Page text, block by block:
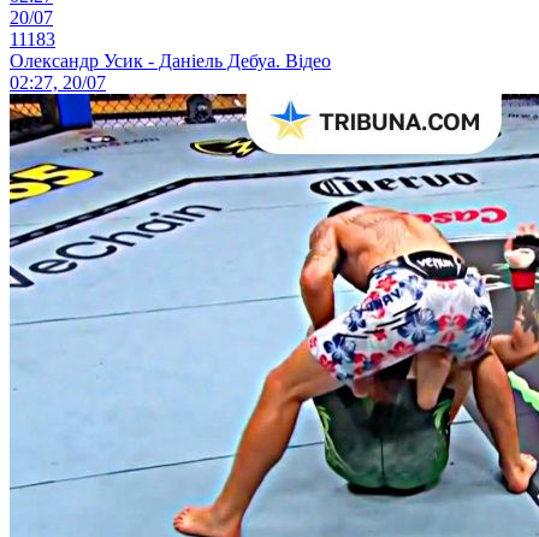
20/07
11183
Олександр Усик - Даніель Дебуа. Відео
02:27, 20/07